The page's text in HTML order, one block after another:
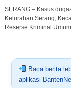
SERANG – Kasus
Kelurahan Serang,
Reserse Kriminal
Baca berita
aplikasi